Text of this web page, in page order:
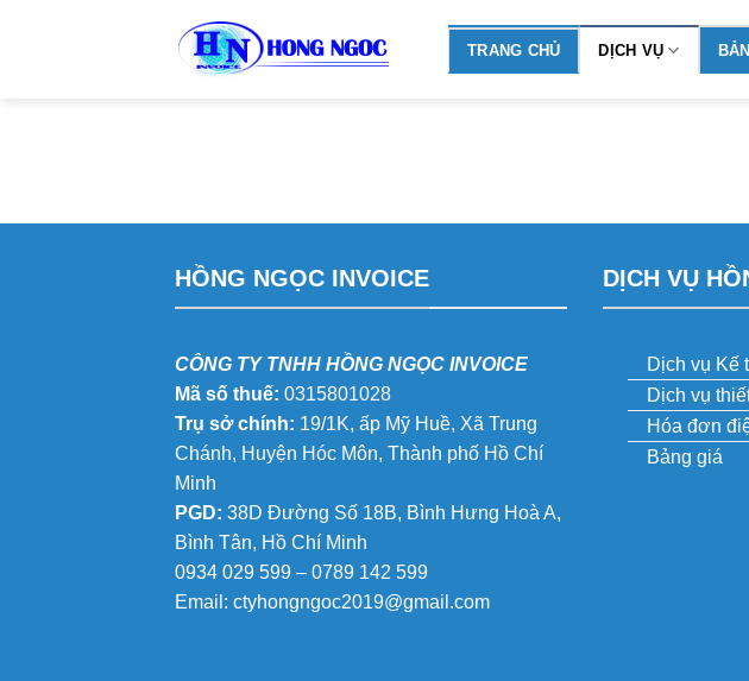
TRANG CHỦ DỊCH VỤ
HỒNG NGỌC INVOICE
CÔNG TY TNHH HỒNG NGỌC INVOICE
Mã số thuế: 0315801028
Trụ sở chính: 19/1K, ấp Mỹ Huề, Xã Trung
Chánh, Huyện Hóc Môn, Thành phố Hồ Chí
Minh
PGD: 38D Đường Số 18B, Bình Hưng Hoà A,
Bình Tân, Hồ Chí Minh
0934 029 599 – 0789 142 599
Email: ctyhongngoc2019@gmail.com
DỊCH VỤ
Dịch vụ Kế
Dịch vụ
Hóa đơn
Bảng giá